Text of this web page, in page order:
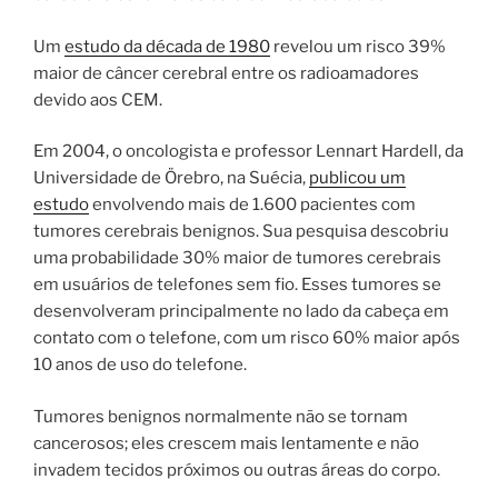
Um estudo da década de 1980 revelou um risco 39%
maior de câncer cerebral entre os radioamadores
devido aos CEM.
Em 2004, o oncologista e professor Lennart Hardell, da
Universidade de Örebro, na Suécia, publicou um
estudoenvolvendo mais de 1.600 pacientes com
tumores cerebrais benignos. Sua pesquisa descobriu
uma probabilidade 30% maior de tumores cerebrais
em usuários de telefones sem fio. Esses tumores se
desenvolveram principalmente no lado da cabeça em
contato com o telefone, com um risco 60% maior após
10 anos de uso do telefone.
Tumores benignos normalmente não se tornam
cancerosos; eles crescem mais lentamente e não
invadem tecidos próximos ou outras áreas do corpo.